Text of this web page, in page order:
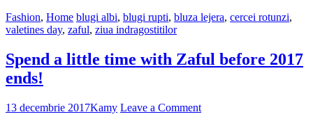
Fashion, Home blugi albi, blugi rupti, bluza lejera, cercei rotunzi,
valetines day, zaful, ziua indragostitilor
Spend a little time with Zaful before 2017
ends!
13 decembrie 2017Kamy Leave a Comment